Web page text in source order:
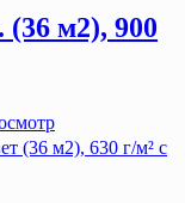
м2), 900